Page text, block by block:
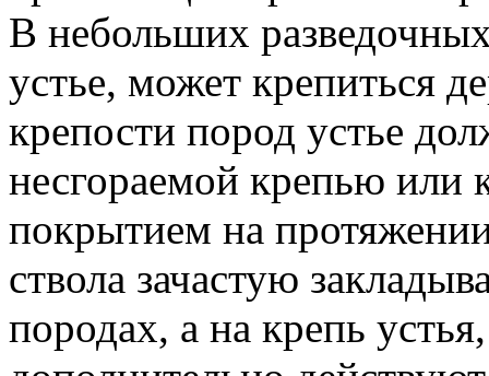
В небольших
устье, может крепиться
крепости пород устье
несгораемой крепью или
покрытием на
ствола зачастую
породах, а на крепь